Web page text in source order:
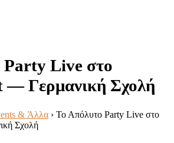
Party Live στο
— Γερμανική Σχολή
& Άλλα › Το Απόλυτο Party Live στο
Σχολή